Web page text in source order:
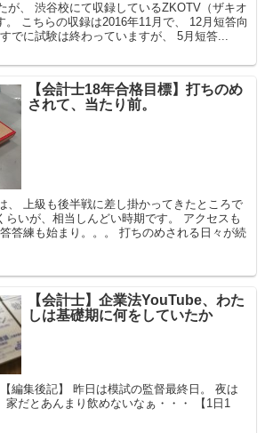
が、 渋谷校にて収録しているZKOTV（ザキオ
。 こちらの収録は2016年11月で、 12月短答向
でに試験は終わっていますが、 5月短答...
【会計士18年合格目標】打ちのめ
されて、当たり前。
、 上級も後半戦に差し掛かってきたところで
らいが、相当しんどい時期です。 アクセスも
答練も始まり。。。 打ちのめされる日々が続
【会計士】企業法YouTube、わた
しは基礎期に何をしていたか
記】 昨日は模試の監督最終日。 夜は
家だとあんまり飲めないなぁ・・・ 【1日1